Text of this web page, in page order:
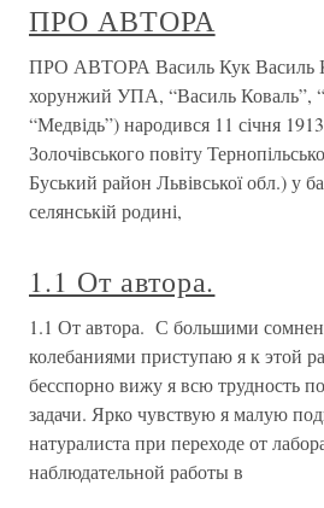
ПРО АВТОРА
ПРО АВТОРА Василь Кук Василь
хорунжий УПА, “Василь Коваль”,
“Медвідь”) народився 11 січня
Золочівського повіту
Буський район Львівської обл.) у
селянській родині,
1.1 От автора.
1.1 От автора. С большими
колебаниями приступаю я к этой
бесспорно вижу я всю трудность
задачи. Ярко чувствую я малую
натуралиста при переходе от
наблюдательной работы в